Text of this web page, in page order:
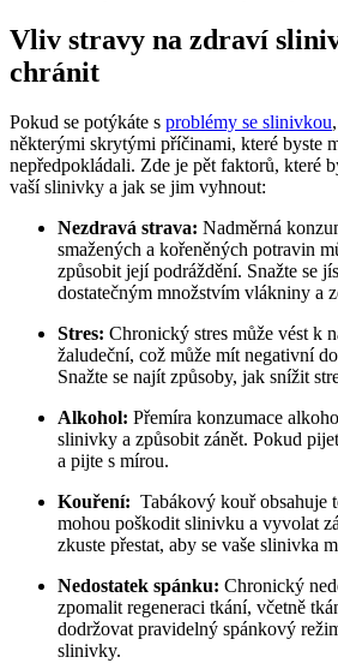
Vliv stravy na ⁢zdraví​
chránit
Pokud se potýkáte s​ problémy se slinivkou
některými skrytými příčinami, které‍ byste
nepředpokládali. ‌Zde je ⁤pět ​faktorů, které
vaší slinivky a jak se‍ jim vyhnout:
Nezdravá‌ strava: ‌Nadměrná⁢
smažených a kořeněných potravin
⁢způsobit ⁣její podráždění.⁣ Snažte se
dostatečným​ množstvím vlákniny a
Stres: Chronický stres může vést k
žaludeční, což může ‌mít negativní
Snažte se najít způsoby, jak‌ snížit‍
Alkohol: Přemíra konzumace⁢
slinivky a způsobit⁣ zánět. Pokud
a⁢ pijte s mírou.
Kouření:
Tabákový kouř obsahuje
mohou poškodit slinivku a vyvolat
zkuste přestat,‌ aby se vaše slinivka
Nedostatek spánku: Chronický
zpomalit ⁣regeneraci⁣ tkání, včetně
dodržovat‍ pravidelný spánkový
slinivky.